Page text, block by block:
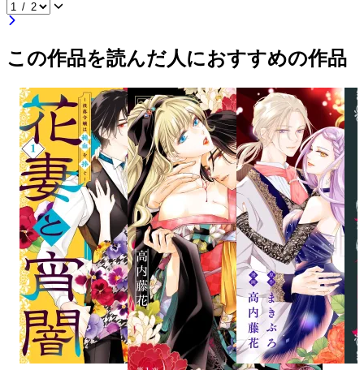
この作品を読んだ人におすすめの作品